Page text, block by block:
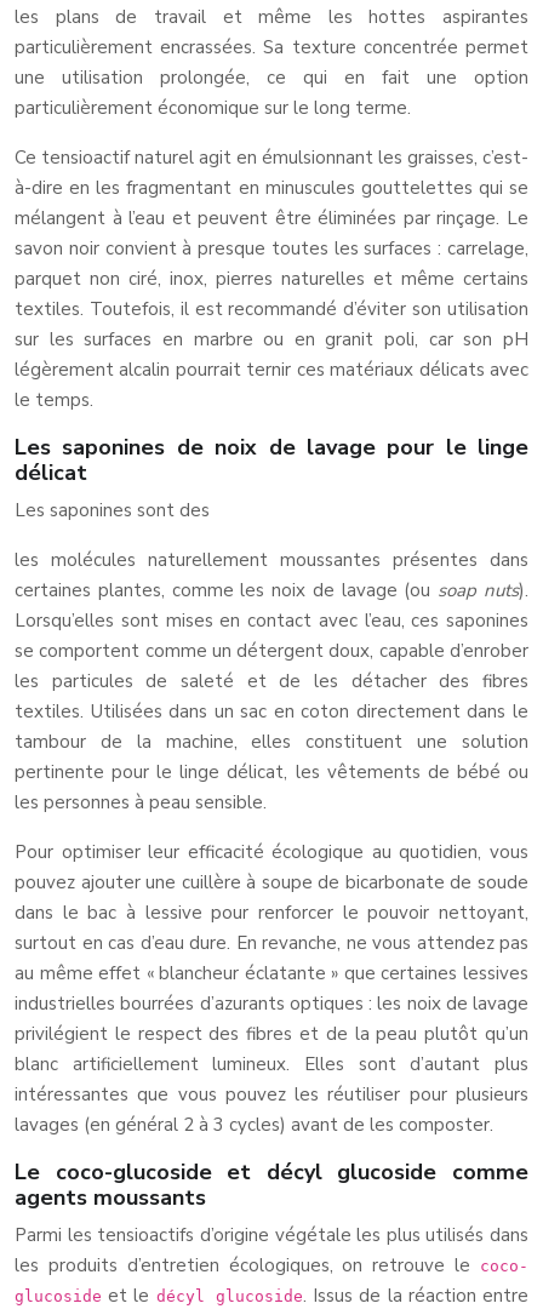
les plans de travail et même les hottes aspirantes
particulièrement encrassées. Sa texture concentrée permet
une utilisation prolongée, ce qui en fait une option
particulièrement économique sur le long terme.
Ce tensioactif naturel agit en émulsionnant les graisses, c’est-
à-dire en les fragmentant en minuscules gouttelettes qui se
mélangent à l’eau et peuvent être éliminées par rinçage. Le
savon noir convient à presque toutes les surfaces : carrelage,
parquet non ciré, inox, pierres naturelles et même certains
textiles. Toutefois, il est recommandé d’éviter son utilisation
sur les surfaces en marbre ou en granit poli, car son pH
légèrement alcalin pourrait ternir ces matériaux délicats avec
le temps.
Les saponines de noix de lavage pour le linge
délicat
Les saponines sont des
les molécules naturellement moussantes présentes dans
certaines plantes, comme les noix de lavage (ou soap nuts).
Lorsqu’elles sont mises en contact avec l’eau, ces saponines
se comportent comme un détergent doux, capable d’enrober
les particules de saleté et de les détacher des fibres
textiles. Utilisées dans un sac en coton directement dans le
tambour de la machine, elles constituent une solution
pertinente pour le linge délicat, les vêtements de bébé ou
les personnes à peau sensible.
Pour optimiser leur efficacité écologique au quotidien, vous
pouvez ajouter une cuillère à soupe de bicarbonate de soude
dans le bac à lessive pour renforcer le pouvoir nettoyant,
surtout en cas d’eau dure. En revanche, ne vous attendez pas
au même effet « blancheur éclatante » que certaines lessives
industrielles bourrées d’azurants optiques : les noix de lavage
privilégient le respect des fibres et de la peau plutôt qu’un
blanc artificiellement lumineux. Elles sont d’autant plus
intéressantes que vous pouvez les réutiliser pour plusieurs
lavages (en général 2 à 3 cycles) avant de les composter.
Le coco-glucoside et décyl glucoside comme
agents moussants
Parmi les tensioactifs d’origine végétale les plus utilisés dans
les produits d’entretien écologiques, on retrouve le
coco-
glucoside et le décyl glucoside. Issus de la réaction entre